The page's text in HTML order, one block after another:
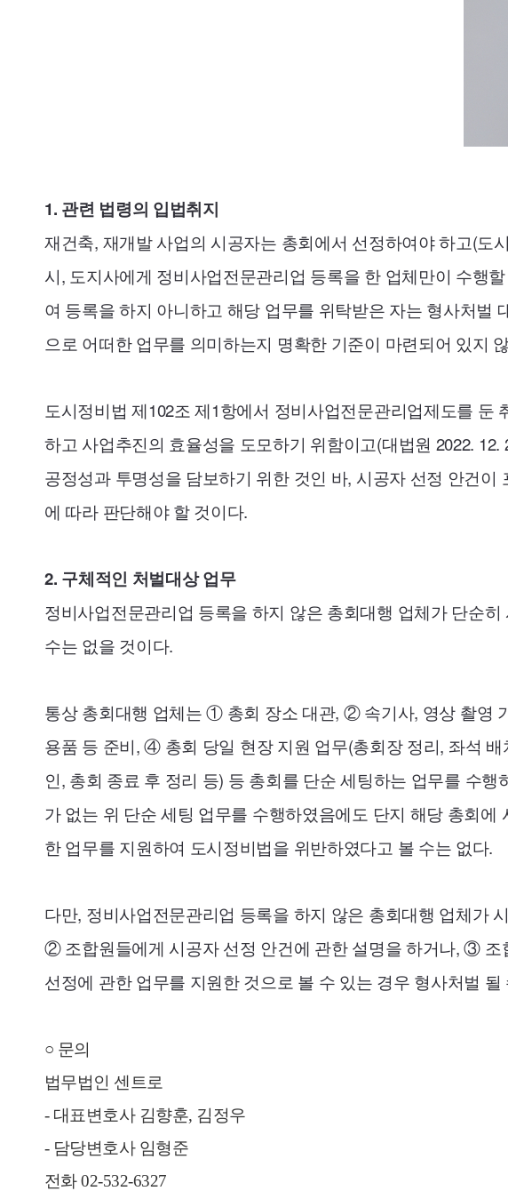
1. 관련 법령의 입법취지
재건축, 재개발 사업의 시공자는 총회에서 선정하여야 하고(도
시, 도지사에게 정비사업전문관리업 등록을 한 업체만이 수행
여 등록을 하지 아니하고 해당 업무를 위탁받은 자는 형사처벌
으로 어떠한 업무를 의미하는지 명확한 기준이 마련되어 있지
도시정비법 제102조 제1항에서 정비사업전문관리업제도를
하고 사업추진의 효율성을 도모하기 위함이고(대법원 2022.
공정성과 투명성을 담보하기 위한 것인 바, 시공자 선정 안건
에 따라 판단해야 할 것이다.
2. 구체적인 처벌대상 업무
정비사업전문관리업 등록을 하지 않은 총회대행 업체가 단순
수는 없을 것이다.
통상 총회대행 업체는 ① 총회 장소 대관, ② 속기사, 영상 촬영
용품 등 준비, ④ 총회 당일 현장 지원 업무(총회장 정리, 좌석
인, 총회 종료 후 정리 등) 등 총회를 단순 세팅하는 업무를 수
가 없는 위 단순 세팅 업무를 수행하였음에도 단지 해당 총회
한 업무를 지원하여 도시정비법을 위반하였다고 볼 수는 없다.
다만, 정비사업전문관리업 등록을 하지 않은 총회대행 업체가
② 조합원들에게 시공자 선정 안건에 관한 설명을 하거나, ③
선정에 관한 업무를 지원한 것으로 볼 수 있는 경우 형사처벌
○ 문의
법무법인 센트로
- 대표변호사 김향훈, 김정우
- 담당변호사 임형준
전화 02-532-6327